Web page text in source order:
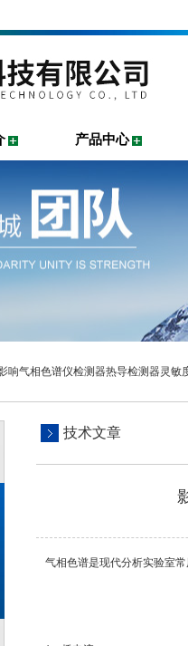
产品中心
响气相色谱仪检测器热导检测器灵敏
技术文章
气相色谱是现代分析实验室